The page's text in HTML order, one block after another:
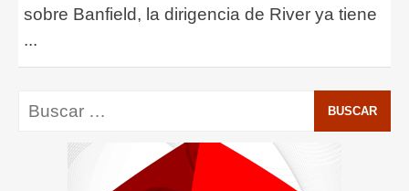
sobre Banfield, la dirigencia de River ya tiene
...
Buscar: